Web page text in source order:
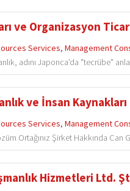
ve Organizasyon
Services,Management
adını Japonca'da "tecrübe"
ve İnsan Kaynakları
Services,Management
Ortağınız Şirket Hakkında Can
Hizmetleri Ltd.